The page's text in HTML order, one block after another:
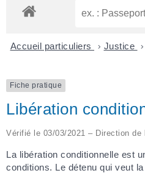
Accueil particuliers > Justice >
Fiche pratique
Libération
Vérifié le 03/03/2021 – Direction
La libération conditionnelle est
conditions. Le détenu qui veut